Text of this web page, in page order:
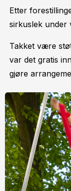
Etter
sirkuslek under
Takket være
var det gratis
gjøre